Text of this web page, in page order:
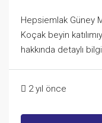
Hepsiemlak Güney
Koçak beyin
hakkında detaylı
2 yıl önce